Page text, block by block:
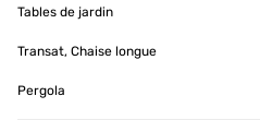
Tables de jardin
Transat, Chaise longue
Pergola